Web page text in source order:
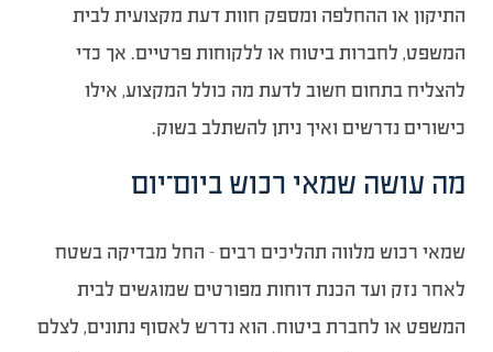
התיקון או ההחלפה ומספק חוות דעת מקצועית לבית
המשפט, לחברות ביטוח או ללקוחות פרטיים. אך כדי
להצליח בתחום חשוב לדעת מה כולל המקצוע, אילו
כישורים נדרשים ואיך ניתן להשתלב בשוק.
מה עושה שמאי רכוש ביום־יום
שמאי רכוש מלווה תהליכים רבים – החל מבדיקה בשטח
לאחר נזק ועד הכנת דוחות מפורטים שמוגשים לבית
המשפט או לחברת ביטוח. הוא נדרש לאסוף נתונים, לצלם